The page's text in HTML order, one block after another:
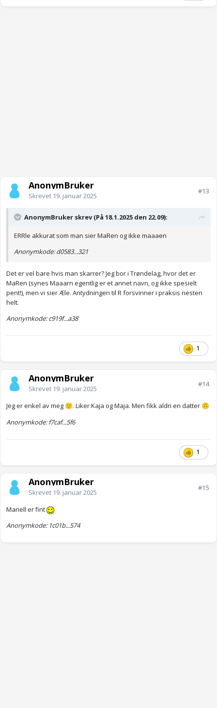
AnonymBruker
Skrevet 19. januar 2025
#13
AnonymBruker skrev (På 18.1.2025 den 22.09):
ERRle akkurat som man sier MaRen og ikke maaaen
Anonymkode: d0583...321
Det er vel bare hvis man skarrer? Jeg bor i Trøndelag, hvor det er
MaRen (synes Maaarn egentlig er et annet navn, og ikke spesielt
pent!), men vi sier Æle. Antydningen til R forsvinner i praksis nesten
helt.
Anonymkode: c919f...a38
1
AnonymBruker
Skrevet 19. januar 2025
#14
Jeg er enkel av meg 🙂. Liker Kaja og Maja. Men fikk aldri en datter 🙃
Anonymkode: f7caf...5f6
1
AnonymBruker
Skrevet 19. januar 2025
#15
Mariell er fint
Anonymkode: 1c01b...574